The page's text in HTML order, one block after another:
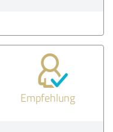
Empfehlung